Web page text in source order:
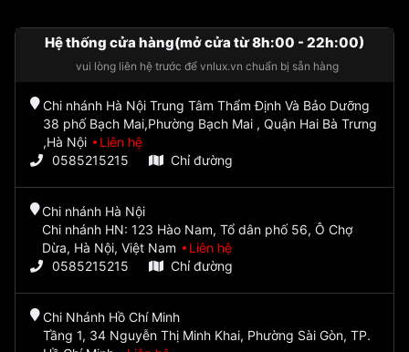
Hệ thống cửa hàng(mở cửa từ 8h:00 - 22h:00)
vui lòng liên hệ trước để vnlux.vn chuẩn bị sẵn hàng
Chi nhánh Hà Nội Trung Tâm Thẩm Định Và Bảo Dưỡng
38 phố Bạch Mai,Phường Bạch Mai , Quận Hai Bà Trưng
,Hà Nội
Liên hệ
0585215215
Chỉ đường
Chi nhánh Hà Nội
Chi nhánh HN: 123 Hào Nam, Tổ dân phố 56, Ô Chợ
Dừa, Hà Nội, Việt Nam
Liên hệ
0585215215
Chỉ đường
Chi Nhánh Hồ Chí Minh
Tầng 1, 34 Nguyễn Thị Minh Khai, Phường Sài Gòn, TP.